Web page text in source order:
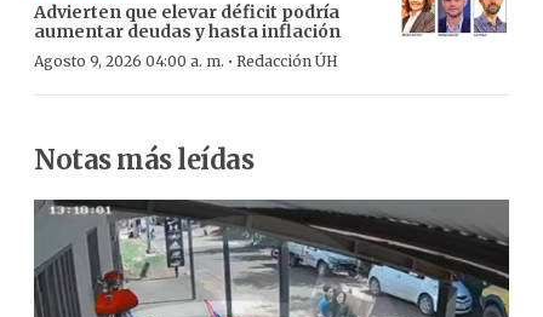
Advierten que elevar déficit podría
aumentar deudas y hasta inflación
Agosto 9, 2026 04:00 a. m. · Redacción ÚH
Notas más leídas